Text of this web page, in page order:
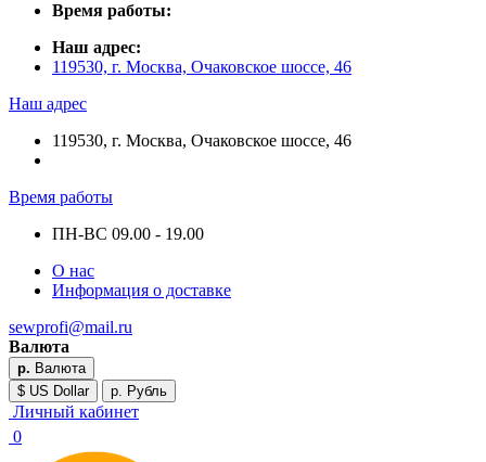
Время работы:
Наш адрес:
119530, г. Москва, Очаковское шоссе, 46
Наш адрес
119530, г. Москва, Очаковское шоссе, 46
Время работы
ПН-ВС 09.00 - 19.00
О нас
Информация о доставке
sewprofi@mail.ru
Валюта
р. Валюта
$ US Dollar
р. Рубль
Личный кабинет
0